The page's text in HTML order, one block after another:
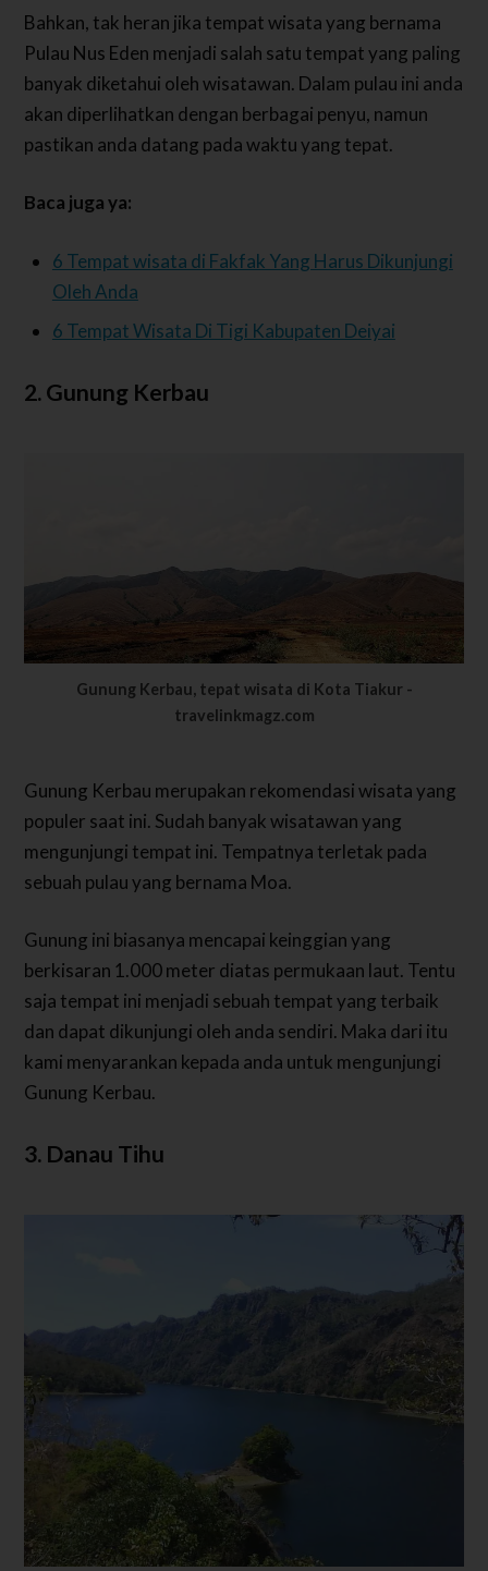
Bahkan, tak heran jika tempat wisata yang bernama
Pulau Nus Eden menjadi salah satu tempat yang paling
banyak diketahui oleh wisatawan. Dalam pulau ini anda
akan diperlihatkan dengan berbagai penyu, namun
pastikan anda datang pada waktu yang tepat.
Baca juga ya:
6 Tempat wisata di Fakfak Yang Harus Dikunjungi
Oleh Anda
6 Tempat Wisata Di Tigi Kabupaten Deiyai
2. Gunung Kerbau
Gunung Kerbau, tepat wisata di Kota Tiakur -
travelinkmagz.com
Gunung Kerbau merupakan rekomendasi wisata yang
populer saat ini. Sudah banyak wisatawan yang
mengunjungi tempat ini. Tempatnya terletak pada
sebuah pulau yang bernama Moa.
Gunung ini biasanya mencapai keinggian yang
berkisaran 1.000 meter diatas permukaan laut. Tentu
saja tempat ini menjadi sebuah tempat yang terbaik
dan dapat dikunjungi oleh anda sendiri. Maka dari itu
kami menyarankan kepada anda untuk mengunjungi
Gunung Kerbau.
3. Danau Tihu